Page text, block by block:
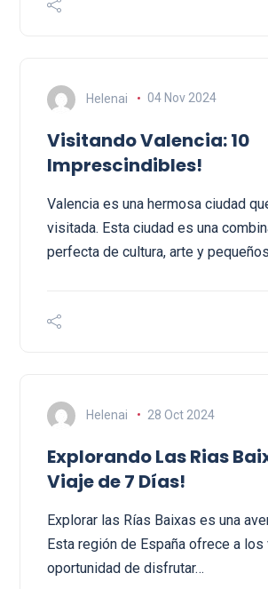
Helenai 04 Nov 2024
Visitando Valencia: 10
Imprescindibles!
Valencia es una hermosa ciudad
visitada. Esta ciudad es una
perfecta de cultura, arte y
Helenai 28 Oct 2024
Explorando Las Rias
Viaje de 7 Días!
Explorar las Rías Baixas es una
Esta región de España ofrece a
oportunidad de disfrutar…